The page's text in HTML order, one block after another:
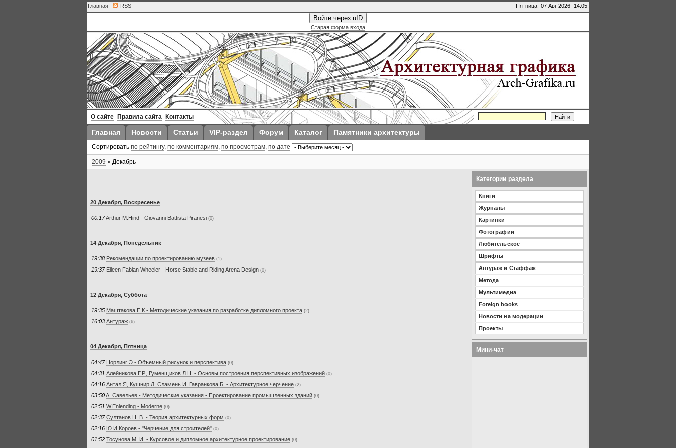
Пятница | 07 Авг 2026 | 14:05
Главная | RSS
Войти через uID
Старая форма входа
О сайте Правила сайта Контакты
Главная Новости Статьи VIP-раздел Форум Каталог Памятники архитектуры
Сортировать по рейтингу, по комментариям, по просмотрам, по дате
2009 » Декабрь
20 Декабря, Воскресенье
00:17Arthur M.Hind - Giovanni Battista Piranesi (0)
14 Декабря, Понедельник
19:38 Рекомендации по проектированию музеев (1)
19:37 Eileen Fabian Wheeler - Horse Stable and Riding Arena Design (0)
12 Декабря, Суббота
19:35 Маштакова Е.К - Методические указания по разработке дипломного проекта (2)
16:03 Антураж (6)
04 Декабря, Пятница
04:47 Норлинг Э.- Объемный рисунок и перспектива (0)
04:31 Алейникова Г.Р., Гуменщиков Л.Н. - Основы построения перспективных изображений (0)
04:16 Антал Я, Кушнир Л, Сламень И, Гавранкова Б. - Архитектурное черчение (2)
03:50A. Cавельев - Методические указания - Проектирование промышленных зданий (0)
02:51 W.Enlending - Moderne (0)
02:37 Султанов Н. В. - Теория архитектурных форм (0)
02:16 Ю.И.Короев - "Черчение для строителей" (0)
01:52 Тосунова М. И. - Курсовое и дипломное архитектурное проектирование (0)
Категории раздела
Книги
Журналы
Картинки
Фотографии
Любительское
Шрифты
Антураж и Стаффаж
Метода
Мультимедиа
Foreign books
Новости на модерации
Проекты
Мини-чат